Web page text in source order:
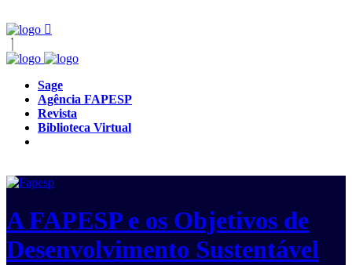
Sage
Agência FAPESP
Revista
Biblioteca Virtual
A FAPESP e os Objetivos de
Desenvolvimento Sustentável